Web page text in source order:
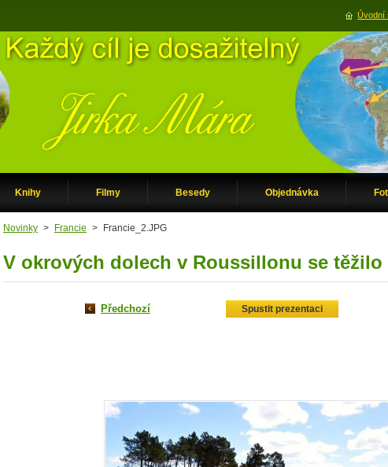
Knihy Filmy Besedy Objednávka
Novinky > Francie > Francie_2.JPG
V okrových dolech v Roussillonu se
Předchozí Spustit prezentaci
Úvodní